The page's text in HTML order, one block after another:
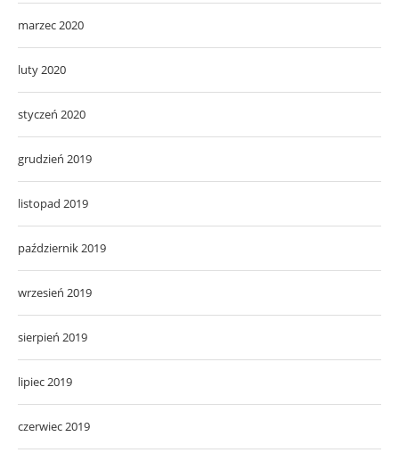
marzec 2020
luty 2020
styczeń 2020
grudzień 2019
listopad 2019
październik 2019
wrzesień 2019
sierpień 2019
lipiec 2019
czerwiec 2019